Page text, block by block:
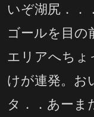
いぞ湖尻．．
ゴールを目の
エリアへちょ
けが連発。お
タ．．あーま